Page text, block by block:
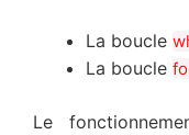
La boucle
La boucle
Le